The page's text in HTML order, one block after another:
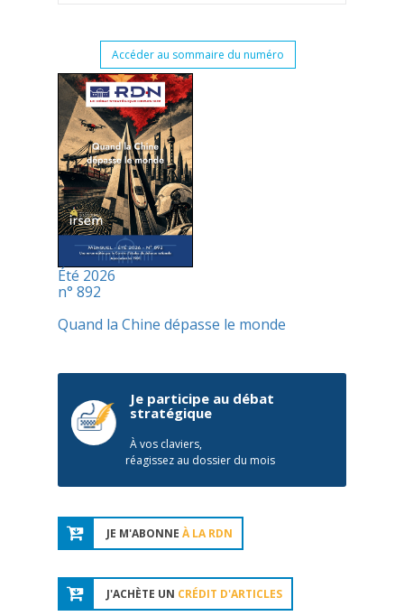
Accéder au sommaire du numéro
Été 2026
n° 892
Quand la Chine dépasse le monde
Je participe au débat
stratégique
À vos claviers,
réagissez au dossier du mois
JE M'ABONNE À LA RDN
J'ACHÈTE UN CRÉDIT D'ARTICLES